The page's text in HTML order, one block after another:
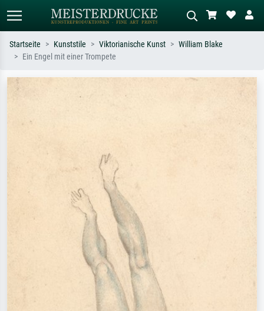
Suchen Sie nach Künstlern, Werktiteln
oder Stilen – z.B. Monet,
Startseite Kunststile Viktorianische Kunst
William Blake
Ein Engel mit einer Trompete